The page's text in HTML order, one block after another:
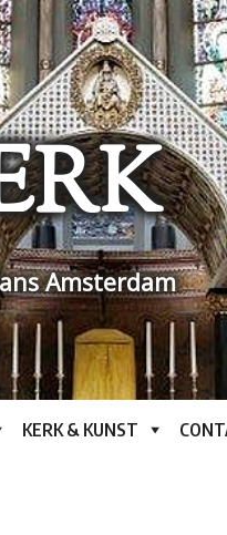
Amsterdam
KERK & KUNST